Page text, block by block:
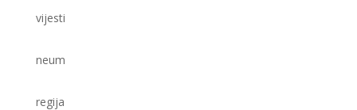
vijesti
neum
regija